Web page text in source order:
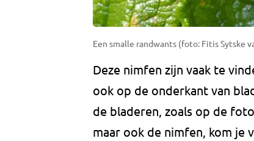
Een smalle randwants (foto: Fitis Sytske
Deze nimfen zijn vaak te
ook op de onderkant van
de bladeren, zoals op de
maar ook de nimfen, kom je